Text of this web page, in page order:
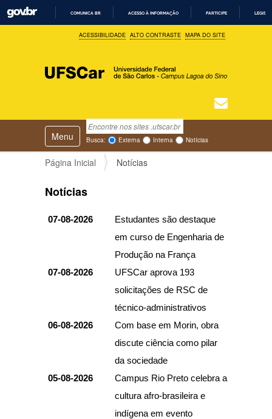
R
A
E
D
COMUNICA BR ACESSO À INFORMAÇÃO PARTICIPE
ACESSIBILIDADE ALTO CONTRASTE MAPA DO SITE
Busca
Busca Avançada…
Busca: Externa Interna Notícias
v
Toggle navigation
Página Inicial Notícias
Notícias
07-08-2026
Estudantes são destaque
em curso de Engenharia de
Produção na França
07-08-2026
UFSCar aprova 193
solicitações de RSC de
técnico-administrativos
06-08-2026
Com base em Morin, obra
discute ciência como pilar
da sociedade
05-08-2026
Campus Rio Preto celebra a
cultura afro-brasileira e
indígena em evento